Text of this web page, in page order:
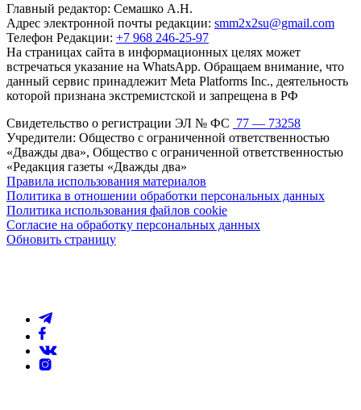
Главный редактор: Семашко А.Н.
Адрес электронной почты редакции: smm2x2su@gmail.com
Телефон Редакции: +7 968 246-25-97
На страницах сайта в информационных целях может
встречаться указание на WhatsApp. Обращаем внимание, что
данный сервис принадлежит Meta Platforms Inc., деятельность
которой признана экстремистской и запрещена в РФ
Свидетельство о регистрации ЭЛ № ФС 77 — 73258
Учредители: Общество с ограниченной ответственностью
«Дважды два», Общество с ограниченной ответственностью
«Редакция газеты «Дважды два»
Правила использования материалов
Политика в отношении обработки персональных данных
Политика использования файлов cookie
Согласие на обработку персональных данных
Обновить страницу